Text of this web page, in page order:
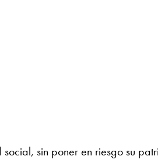
sin poner en riesgo su